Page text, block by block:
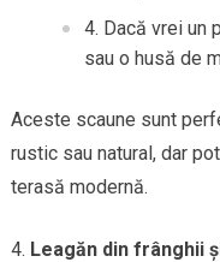
Dacă vrei un
sau o husă de
Aceste scaune sunt
rustic sau natural, dar
terasă modernă.
Leagăn din frânghii